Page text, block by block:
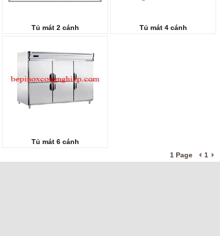
Tủ mát 2 cánh Tủ mát 4 cánh
Tủ mát 6 cánh
1 Page
1